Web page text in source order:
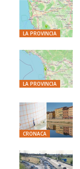
LA PROVINCIA
LA PROVINCIA
CRONACA